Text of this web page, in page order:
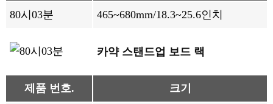
80시03분 465~680mm/18.3~25.6인치
카약 스탠드업 보드 랙
제품 번호. 크기